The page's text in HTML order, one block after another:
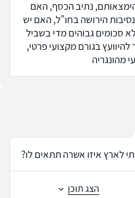
הימצאותם, נתיב הכסף, האם
נסיבות הירושה בחו"ל, האם יש
סכומים גבוהים מדי בשביל
בגורם מקצועי פרטי,
מהונגריה
לארץ איזו אשרה תתאים לו?
הצג תוכן